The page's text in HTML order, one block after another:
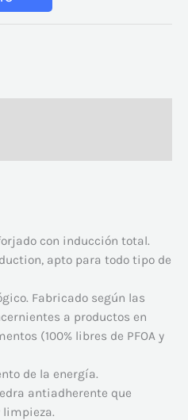
con inducción total.
apto para todo tipo de
Fabricado según las
a productos en
(100% libres de PFOA y
de la energía.
antiadherente que